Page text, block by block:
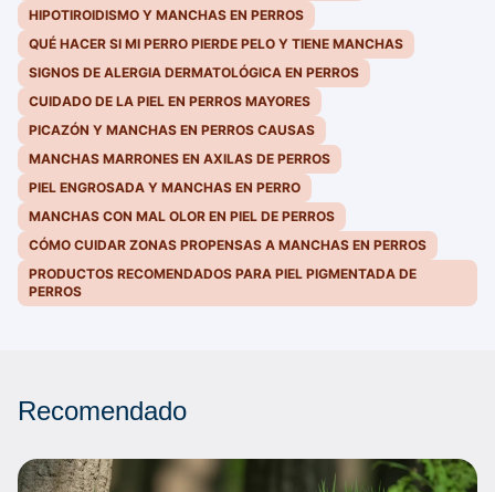
HIPOTIROIDISMO Y MANCHAS EN PERROS
QUÉ HACER SI MI PERRO PIERDE PELO Y TIENE MANCHAS
SIGNOS DE ALERGIA DERMATOLÓGICA EN PERROS
CUIDADO DE LA PIEL EN PERROS MAYORES
PICAZÓN Y MANCHAS EN PERROS CAUSAS
MANCHAS MARRONES EN AXILAS DE PERROS
PIEL ENGROSADA Y MANCHAS EN PERRO
MANCHAS CON MAL OLOR EN PIEL DE PERROS
CÓMO CUIDAR ZONAS PROPENSAS A MANCHAS EN PERROS
PRODUCTOS RECOMENDADOS PARA PIEL PIGMENTADA DE
PERROS
Recomendado